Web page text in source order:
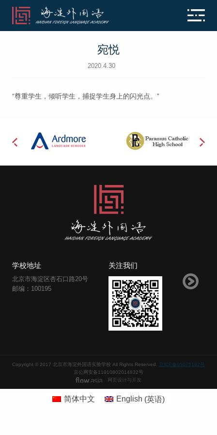
宛悦
2020.4.30
“尊重学生，倾听学生，捕捉学生身上的闪光点。”
学校地址
北京市海淀区杏石口路20号
邮编：100195
关注我们
Copyright © 2017 北京市海淀外国语实验学校 All Rights Reserved. 京ICP备05075162号
京公网安备11010802014832号
网页设计与开发
简体中文 English (英语)